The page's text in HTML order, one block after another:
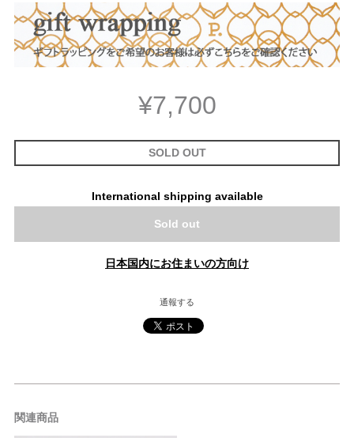
¥7,700
SOLD OUT
International shipping available
Sold out
日本国内にお住まいの方向け
通報する
関連商品